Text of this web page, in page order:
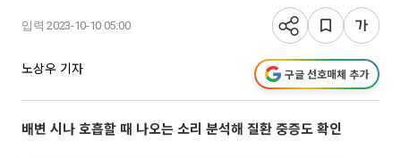
입력 2023-10-10 05:00
노상우 기자 구글 선호매체 추가
배변 시나 호흡할 때 나오는 소리 분석해 질환 중증도 확인